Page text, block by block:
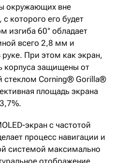
окружающих вне
которого его будет
изгиба 60° обладает
всего 2,8 мм и
При этом как экран,
корпуса защищены от
стеклом Corning® Gorilla®
площадь экрана
экран с частотой
процесс навигации и
системой максимально
отображение